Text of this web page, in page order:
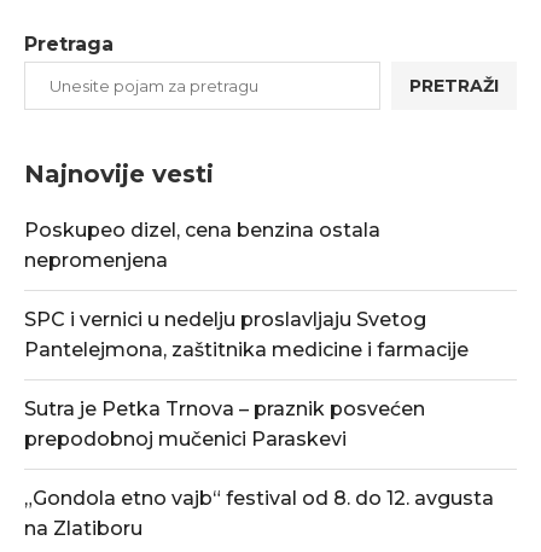
Pretraga
PRETRAŽI
Najnovije vesti
Poskupeo dizel, cena benzina ostala
nepromenjena
SPC i vernici u nedelju proslavljaju Svetog
Pantelejmona, zaštitnika medicine i farmacije
Sutra je Petka Trnova – praznik posvećen
prepodobnoj mučenici Paraskevi
„Gondola etno vajb“ festival od 8. do 12. avgusta
na Zlatiboru